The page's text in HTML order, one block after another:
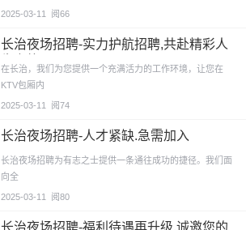
2025-03-11 阅66
长治夜场招聘-实力护航招聘,共赴精彩人
生之旅
在长治，我们为您提供一个充满活力的工作环境，让您在
KTV包厢内
2025-03-11 阅74
长治夜场招聘-人才紧缺.急需加入
长治夜场招聘为有志之士提供一条通往成功的捷径。我们面
向全
2025-03-11 阅80